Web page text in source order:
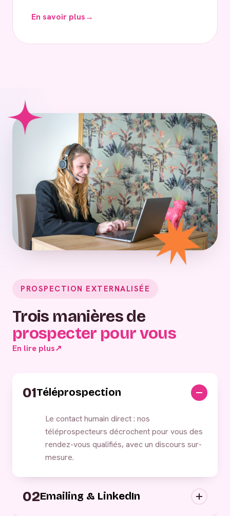
En savoir plus→
PROSPECTION EXTERNALISÉE
Trois manières de
prospecter pour vous
En lire plus↗
01Téléprospection
Le contact humain direct : nos
téléprospecteurs décrochent pour vous des
rendez-vous qualifiés, avec un discours sur-
mesure.
02Emailing & LinkedIn